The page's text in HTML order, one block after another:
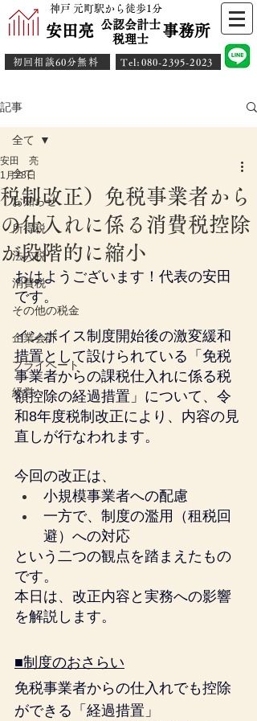
神戸 元町駅から徒歩1分
安田亮 事務所
公認会計士
​税理士
初回相談60分無料 ​Tel:080-2395-2023
記事
全て
お知らせ
所得税
法人税
消費税
その他の税金
企業会計
プライベート
経営
全て
税制改正）免税事業者から
の仕入れに係る消費税控除
が段階的に縮小
安田 亮
1月28日
おはようございます！代表の安田
です。
インボイス制度開始後の激変緩和
措置として設けられている「免税
事業者からの課税仕入れに係る税
額控除の経過措置」について、令
和8年度税制改正により、内容の見
直しが行なわれます。
今回の改正は、
小規模事業者への配慮
一方で、制度の濫用（租税回
避）への対応
という二つの観点を踏まえたもの
です。
本日は、改正内容と実務への影響
を解説します。
■制度のおさらい
免税事業者からの仕入れでも控除
ができる「経過措置」